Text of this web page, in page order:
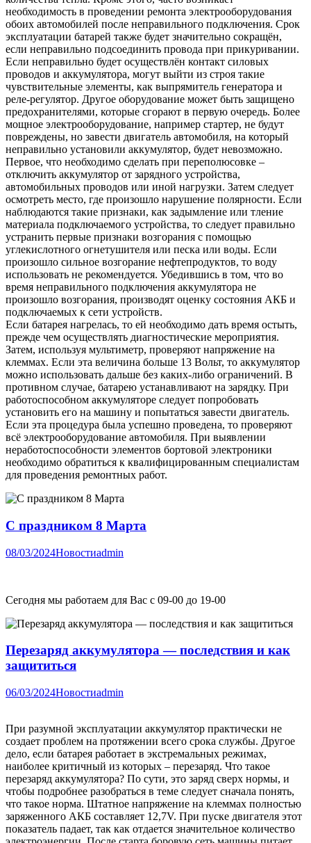
необходимость в проведении ремонта электрооборудования
обоих автомобилей после неправильного подключения. Срок
эксплуатации батарей также будет значительно сокращён,
если неправильно подсоединить провода при прикуривании.
Если неправильно будет осуществлён контакт силовых
проводов и аккумулятора, могут выйти из строя такие
чувствительные элементы, как выпрямитель генератора и
реле-регулятор. Другое оборудование может быть защищено
предохранителями, которые сгорают в первую очередь. Более
мощное электрооборудование, например стартер, не будут
повреждены, но завести двигатель автомобиля, на который
неправильно установили аккумулятор, будет невозможно.
Первое, что необходимо сделать при переполюсовке –
отключить аккумулятор от зарядного устройства,
автомобильных проводов или иной нагрузки. Затем следует
осмотреть место, где произошло нарушение полярности. Если
наблюдаются такие признаки, как задымление или тление
материала подключаемого устройства, то следует правильно
устранить первые признаки возгорания с помощью
углекислотного огнетушителя или песка или воды. Если
произошло сильное возгорание нефтепродуктов, то воду
использовать не рекомендуется. Убедившись в том, что во
время неправильного подключения аккумулятора не
произошло возгорания, производят оценку состояния АКБ и
подключаемых к сети устройств.
Если батарея нагрелась, то ей необходимо дать время остыть,
прежде чем осуществлять диагностические мероприятия.
Затем, используя мультиметр, проверяют напряжение на
клеммах. Если эта величина больше 13 Вольт, то аккумулятор
можно использовать дальше без каких-либо ограничений. В
противном случае, батарею устанавливают на зарядку. При
работоспособном аккумуляторе следует попробовать
установить его на машину и попытаться завести двигатель.
Если эта процедура была успешно проведена, то проверяют
всё электрооборудование автомобиля. При выявлении
неработоспособности элементов бортовой электроники
необходимо обратиться к квалифицированным специалистам
для проведения ремонтных работ.
С праздником 8 Марта
08/03/2024Новостиadmin
Сегодня мы работаем для Вас с 09-00 до 19-00
Перезаряд аккумулятора — последствия и как
защититься
06/03/2024Новостиadmin
При разумной эксплуатации аккумулятор практически не
создает проблем на протяжении всего срока службы. Другое
дело, если батарея работает в экстремальных режимах,
наиболее критичный из которых – перезаряд. Что такое
перезаряд аккумулятора? По сути, это заряд сверх нормы, и
чтобы подробнее разобраться в теме следует сначала понять,
что такое норма. Штатное напряжение на клеммах полностью
заряженного АКБ составляет 12,7V. При пуске двигателя этот
показатель падает, так как отдается значительное количество